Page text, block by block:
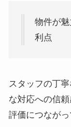
物件が
利点
スタッフの丁
な対応への信
評価につながっ